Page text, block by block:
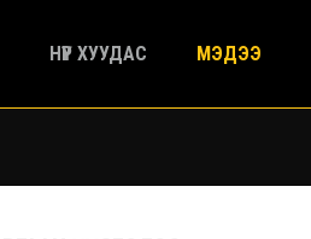
НҮҮР ХУУДАС МЭДЭЭ